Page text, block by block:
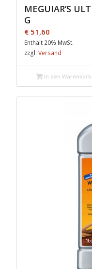
MEGUIAR’S
G
€51,60
Enthält 20% MwSt.
zzgl. Versand
In den Warenkorb